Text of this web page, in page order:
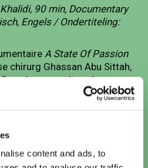
content and ads, to
90 min, Documentary
Engels / Ondertiteling:
A State Of Passion
chirurg Ghassan Abu Sittah,
levens redt onder
Terwijl hij heen en weer
en toewijding werkelijk